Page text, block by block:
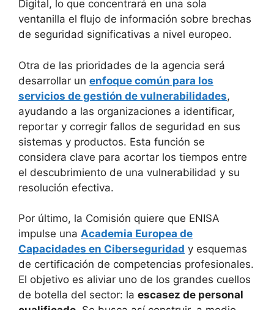
Digital, lo que concentrará en una sola
ventanilla el flujo de información sobre brechas
de seguridad significativas a nivel europeo.
Otra de las prioridades de la agencia será
desarrollar un enfoque común para los
servicios de gestión de vulnerabilidades,
ayudando a las organizaciones a identificar,
reportar y corregir fallos de seguridad en sus
sistemas y productos. Esta función se
considera clave para acortar los tiempos entre
el descubrimiento de una vulnerabilidad y su
resolución efectiva.
Por último, la Comisión quiere que ENISA
impulse una Academia Europea de
Capacidades en Ciberseguridad y esquemas
de certificación de competencias profesionales.
El objetivo es aliviar uno de los grandes cuellos
de botella del sector: la escasez de personal